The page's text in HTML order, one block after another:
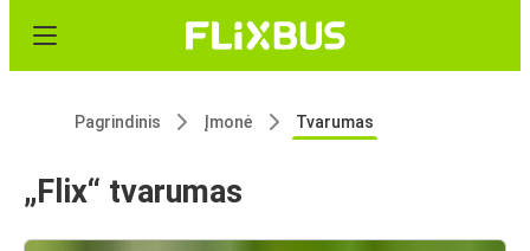
Pagrindinis Įmonė Tvarumas
„Flix“ tvarumas